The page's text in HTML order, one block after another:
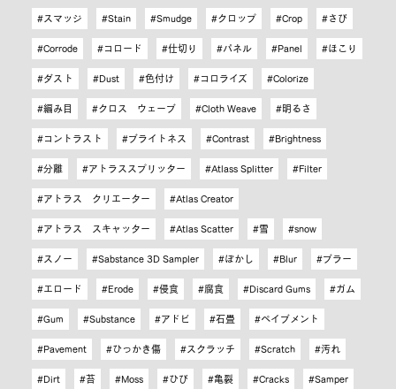
スマッジ Stain Smudge クロップ Crop さび
Corrode コロード 仕切り パネル Panel ほこり
ダスト Dust 色付け コロライズ Colorize
編み目 クロス ウェーブ Cloth Weave 明るさ
コントラスト ブライトネス Contrast Brightness
分離 アトラススプリッター Atlass Splitter Filter
アトラス クリエーター Atlas Creator
アトラス スキャッター Atlas Scatter 雪 snow
スノー Sabstance 3D Sampler ぼかし Blur ブラー
エロード Erode 侵食 腐食 Discard Gums ガム
Gum Substance アドビ 石畳 ペイブメント
Pavement ひっかき傷 スクラッチ Scratch 汚れ
Dirt 苔 Moss ひび 亀裂 Cracks Samper